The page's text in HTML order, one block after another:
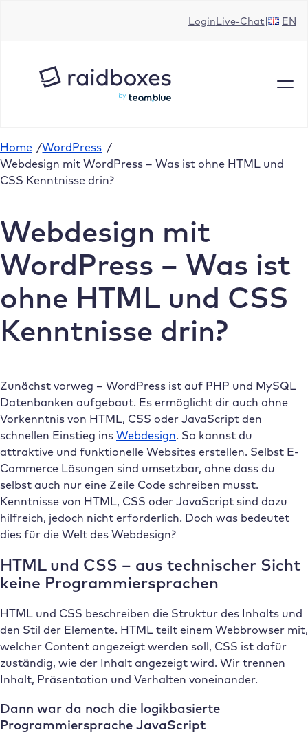
LoginLive-Chat EN
Home /WordPress /
Webdesign mit WordPress – Was ist ohne HTML und
CSS Kenntnisse drin?
Webdesign mit
WordPress – Was ist
ohne HTML und CSS
Kenntnisse drin?
Zunächst vorweg – WordPress ist auf PHP und MySQL
Datenbanken aufgebaut. Es ermöglicht dir auch ohne
Vorkenntnis von HTML, CSS oder JavaScript den
schnellen Einstieg ins Webdesign. So kannst du
attraktive und funktionelle Websites erstellen. Selbst E-
Commerce Lösungen sind umsetzbar, ohne dass du
selbst auch nur eine Zeile Code schreiben musst.
Kenntnisse von HTML, CSS oder JavaScript sind dazu
hilfreich, jedoch nicht erforderlich. Doch was bedeutet
dies für die Welt des Webdesign?
HTML und CSS – aus technischer Sicht
keine Programmiersprachen
HTML und CSS beschreiben die Struktur des Inhalts und
den Stil der Elemente. HTML teilt einem Webbrowser mit,
welcher Content angezeigt werden soll, CSS ist dafür
zuständig, wie der Inhalt angezeigt wird. Wir trennen
Inhalt, Präsentation und Verhalten voneinander.
Dann war da noch die logikbasierte
Programmiersprache JavaScript